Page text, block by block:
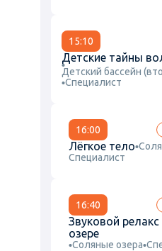
15:10
Детские тайны
Детский бассейн
Специалист
16:00
Лёгкое тело
Cпециалист
16:40
Звуковой
озере
Соляные озера